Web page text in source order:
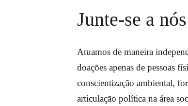
Junte-se a
Atuamos de maneira
doações apenas de pessoas
conscientização ambiental,
articulação política na área